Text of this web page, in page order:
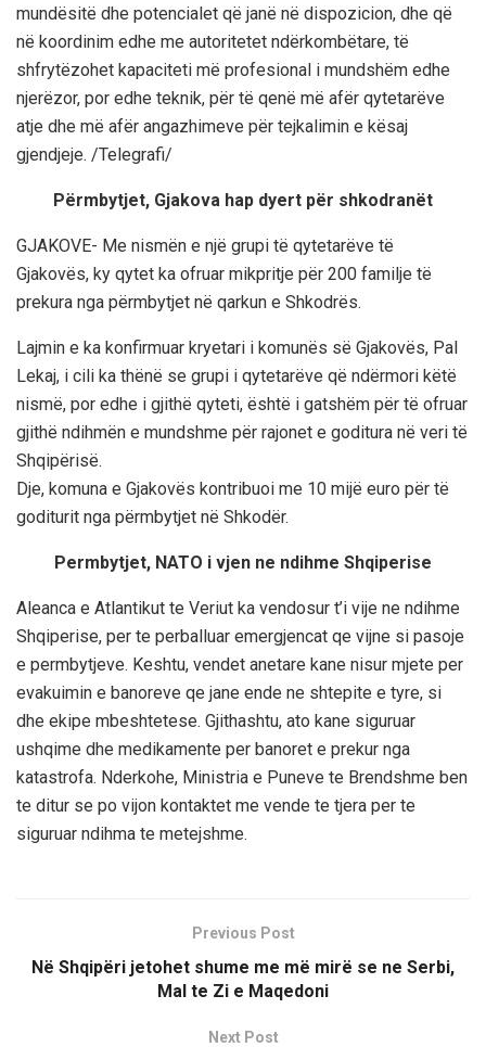
mundësitë dhe potencialet që janë në dispozicion, dhe që
në koordinim edhe me autoritetet ndërkombëtare, të
shfrytëzohet kapaciteti më profesional i mundshëm edhe
njerëzor, por edhe teknik, për të qenë më afër qytetarëve
atje dhe më afër angazhimeve për tejkalimin e kësaj
gjendjeje. /Telegrafi/
Përmbytjet, Gjakova hap dyert për shkodranët
GJAKOVE- Me nismën e një grupi të qytetarëve të
Gjakovës, ky qytet ka ofruar mikpritje për 200 familje të
prekura nga përmbytjet në qarkun e Shkodrës.
Lajmin e ka konfirmuar kryetari i komunës së Gjakovës, Pal
Lekaj, i cili ka thënë se grupi i qytetarëve që ndërmori këtë
nismë, por edhe i gjithë qyteti, është i gatshëm për të ofruar
gjithë ndihmën e mundshme për rajonet e goditura në veri të
Shqipërisë.
Dje, komuna e Gjakovës kontribuoi me 10 mijë euro për të
goditurit nga përmbytjet në Shkodër.
Permbytjet, NATO i vjen ne ndihme Shqiperise
Aleanca e Atlantikut te Veriut ka vendosur t’i vije ne ndihme
Shqiperise, per te perballuar emergjencat qe vijne si pasoje
e permbytjeve. Keshtu, vendet anetare kane nisur mjete per
evakuimin e banoreve qe jane ende ne shtepite e tyre, si
dhe ekipe mbeshtetese. Gjithashtu, ato kane siguruar
ushqime dhe medikamente per banoret e prekur nga
katastrofa. Nderkohe, Ministria e Puneve te Brendshme ben
te ditur se po vijon kontaktet me vende te tjera per te
siguruar ndihma te metejshme.
Previous Post
Në Shqipëri jetohet shume me më mirë se ne Serbi,
Mal te Zi e Maqedoni
Next Post